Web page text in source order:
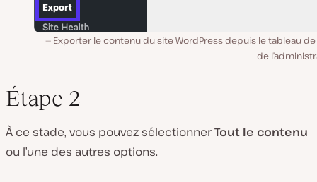
Exporter le contenu du site WordPress depuis le tableau
de
Étape 2
À ce stade, vous pouvez sélectionnerTout le contenu
ou l’une des autres options.